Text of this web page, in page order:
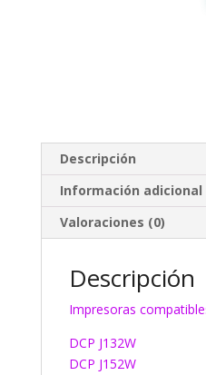
Descripción
Información adicional
Valoraciones (0)
Descripción
Impresoras
DCP J132W
DCP J152W